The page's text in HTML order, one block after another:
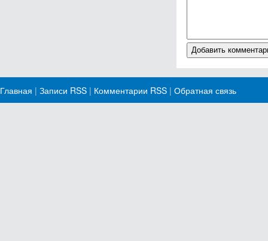
Главная | Записи RSS | Комментарии RSS | Обратная связь